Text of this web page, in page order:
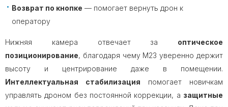
Возврат по кнопке — помогает вернуть дрон к
оператору
Нижняя камера отвечает за оптическое
позиционирование, благодаря чему M23 уверенно держит
высоту и центрирование даже в помещении.
Интеллектуальная стабилизация помогает новичкам
управлять дроном без постоянной коррекции, а защитные